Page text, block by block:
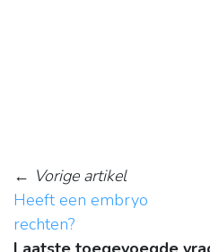
← Vorige artikel
Heeft een embryo
rechten?